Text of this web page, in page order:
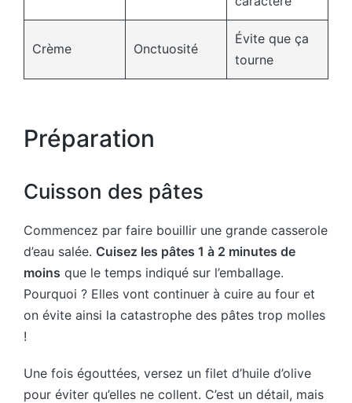
Crème Onctuosité
Évite que ça
tourne
Préparation
Cuisson des pâtes
Commencez par faire bouillir une grande casserole
d’eau salée. Cuisez les pâtes 1 à 2 minutes de
moins que le temps indiqué sur l’emballage.
Pourquoi ? Elles vont continuer à cuire au four et
on évite ainsi la catastrophe des pâtes trop molles
!
Une fois égouttées, versez un filet d’huile d’olive
pour éviter qu’elles ne collent. C’est un détail, mais